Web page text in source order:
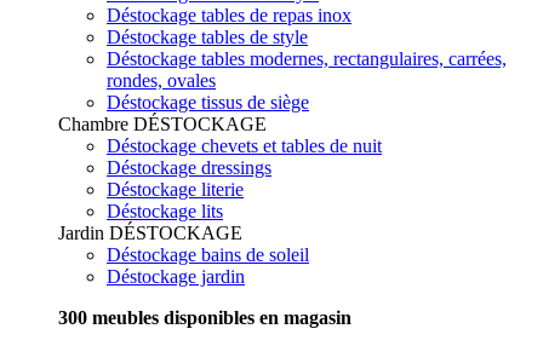
Déstockage tables de repas inox
Déstockage tables de style
Déstockage tables modernes, rectangulaires, carrées,
rondes, ovales
Déstockage tissus de siège
Chambre DÉSTOCKAGE
Déstockage chevets et tables de nuit
Déstockage dressings
Déstockage literie
Déstockage lits
Jardin DÉSTOCKAGE
Déstockage bains de soleil
Déstockage jardin
300 meubles disponibles en magasin